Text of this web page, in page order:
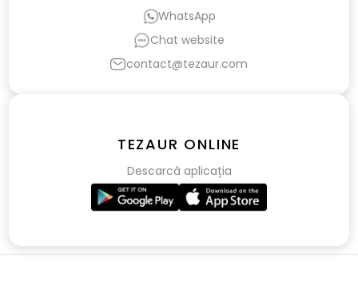
WhatsApp
Chat website
contact@tezaur.com
TEZAUR ONLINE
Descarcă aplicația